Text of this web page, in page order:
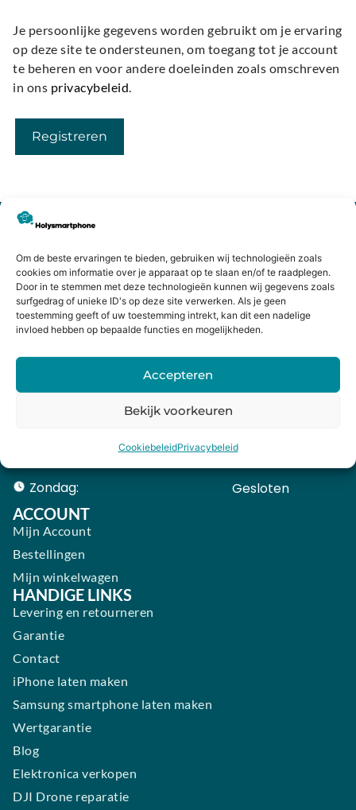
Om de beste ervaringen te bieden, gebruiken wij technologieën zoals
cookies om informatie over je apparaat op te slaan en/of te raadplegen.
Door in te stemmen met deze technologieën kunnen wij gegevens zoals
surfgedrag of unieke ID's op deze site verwerken. Als je geen
toestemming geeft of uw toestemming intrekt, kan dit een nadelige
invloed hebben op bepaalde functies en mogelijkheden.
Accepteren
Bekijk voorkeuren
CookiebeleidPrivacybeleid
Je persoonlijke gegevens worden gebruikt om je ervaring
op deze site te ondersteunen, om toegang tot je account
te beheren en voor andere doeleinden zoals omschreven
in ons privacybeleid.
Registreren
e
n
a
t
i
e
CONTACTGEGEVENS
1561 DE, Krommenie
075 641 5169
info@holysmartphone.nl
Maandag:
11:00 - 18:00
Dinsdag:
09:00 - 18:00
Zondag:
Gesloten ​ ​ ​ ​ ​ ​ ​
ACCOUNT
Mijn Account
Bestellingen
Mijn winkelwagen
HANDIGE LINKS
Levering en retourneren
Garantie
Contact
iPhone laten maken
Samsung smartphone laten maken
Wertgarantie
Blog
Elektronica verkopen
DJI Drone reparatie